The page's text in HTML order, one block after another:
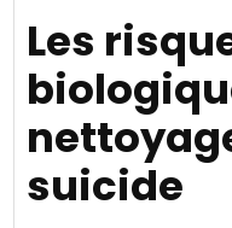
Les
suicide